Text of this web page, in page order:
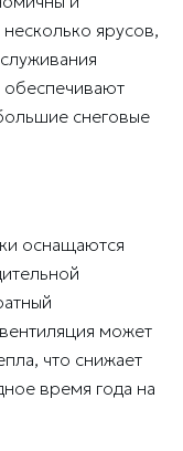
ярусов,
снеговые
оснащаются
может
что снижает
время года на